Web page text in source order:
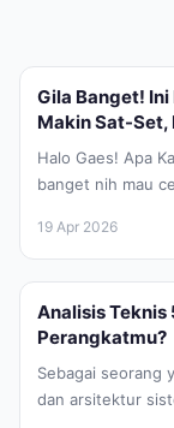
Gila Banget!
Makin Sat-Set,
Halo Gaes! Apa
banget nih mau
19 Apr 2026
Analisis Teknis
Perangkatmu?
Sebagai seorang
dan arsitektur